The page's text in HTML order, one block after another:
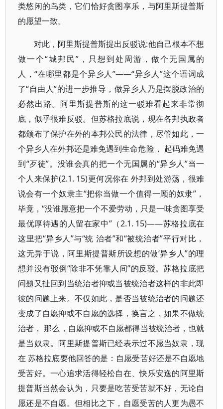
类悠闲的鸟类，它们恰好贪图享乐，与阿里斯提普斯
的愿望一致。
对此，阿里斯提普斯提出反驳说:他自己根本不想
做一个“城邦民”，只想到处周游，做个无国属的
人，“在哪里都是个异乡人”——“异乡人”这个语词成
了“自由人”的进一步推导，做异乡人乃是摆脱政治的
必然出路。阿里斯提普斯的这一驳难看起来非常彻
底，似乎很难反驳。但苏格拉底说，现在各邦执政者
都颁布了保护在外的本邦公民的法律，尽管如此，一
个异乡人在外邦还是难免遇到生命危险， 起码难免遇
到“歹徒”。没谁会真的把一个无国属的“异乡人”当一
个人来保护(2.1. 15)更何况你在 外邦到处游荡，很难
说会有一个奴隶主“把你当做一个值得一顾的奴隶”，
毕竟，“没谁愿意把一个不爱劳动，只是一味贪图享受
最优厚待遇的人留在家中”（2.1. 15)——苏格拉底在
这里把“异乡人”与“统 治者”和“被统治者”平行对比，
这无异于说，阿里斯提普斯所设想的做‘异乡人”的理
想并没有驳倒“除非不凭靠人间”的反驳。苏格拉底把
问题又扯回到当统治者抑或当被统治者这样的非此即
彼的问题上来。不仅如此，是否当被统治者的问题还
变成了自愿抑或不自愿的选择，换言之，如果不做统
治者， 那么，自愿抑或不自愿都得当被统治者，也就
是当奴隶。阿里斯提普斯已经表示过不愿当奴隶，现
在 苏格拉底要他回答的是：自愿受苦好还是不自愿地
受苦好。一心追求活得轻松自在、快乐安逸的阿里斯
提普斯当然会认为，只要是吃苦受苦就不好，无论自
愿还是不自愿。但相比之下，自愿受苦的人更为愚不